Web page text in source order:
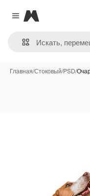
Close menu
Magnific
Главная/Стоковый/PSD/